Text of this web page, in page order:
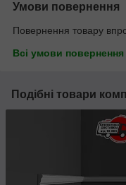
Умови повернення
Повернення товару
Всі умови повернення
Подібні товари